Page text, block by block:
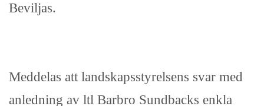
Beviljas.
Meddelas att landskapsstyrelsens svar med
anledning av ltl Barbro Sundbacks enkla